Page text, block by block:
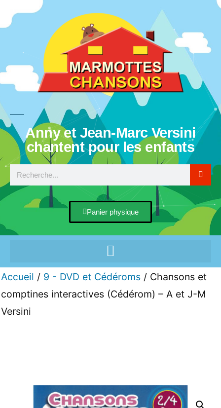
Anny et Jean-Marc Versini
chantent pour les enfants
Panier physique
Accueil / 9 - DVD et Cédéroms / Chansons et
comptines interactives (Cédérom) – A et J-M
Versini